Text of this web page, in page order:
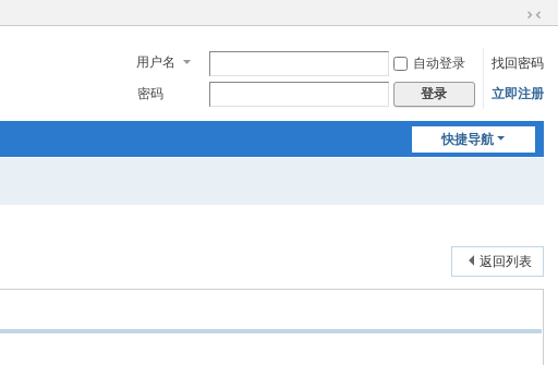
换
到
窄
用户名 自动登录
找回密码
密码
登录 立即注册
快捷导航
返回列表